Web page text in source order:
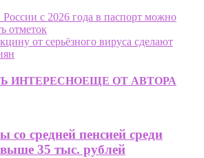
с 2026 года в паспорт можно
отметок
от серьёзного вируса сделают
ИНТЕРЕСНОЕЩЕ ОТ АВТОРА
со средней пенсией среди
35 тыс. рублей